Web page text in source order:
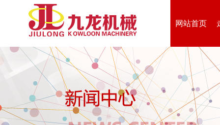
网站首页